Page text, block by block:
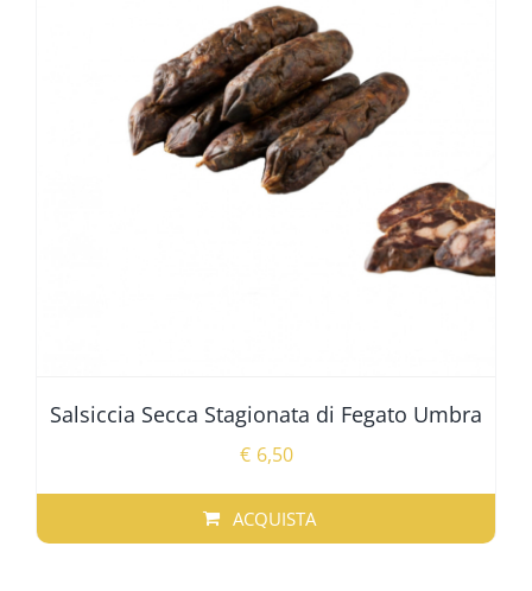
Salsiccia Secca Stagionata di Fegato Umbra
€ 6,50
ACQUISTA
QUESTO